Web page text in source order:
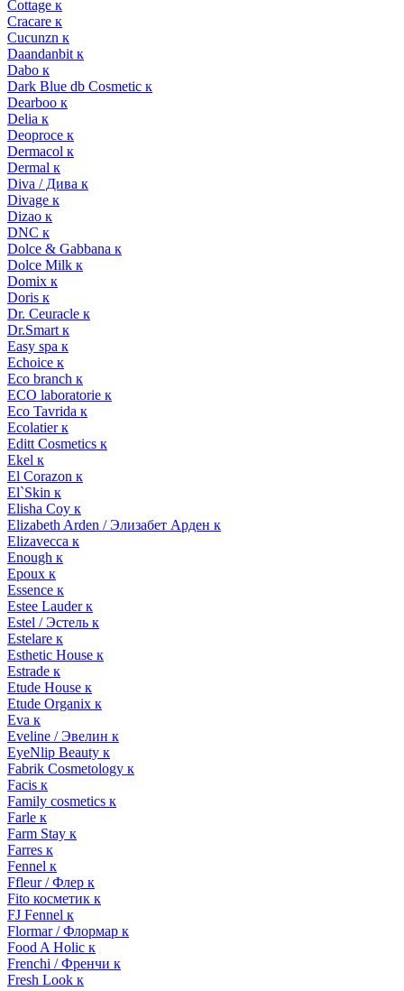
Cottage к
Cracare к
Cucunzn к
Daandanbit к
Dabo к
Dark Blue db Cosmetic к
Dearboo к
Delia к
Deoproce к
Dermacol к
Dermal к
Diva / Дива к
Divage к
Dizao к
DNC к
Dolce & Gabbana к
Dolce Milk к
Domix к
Doris к
Dr. Ceuracle к
Dr.Smart к
Easy spa к
Echoice к
Eco branch к
ECO laboratorie к
Eco Tavrida к
Ecolatier к
Editt Cosmetics к
Ekel к
El Corazon к
El`Skin к
Elisha Coy к
Elizabeth Arden / Элизабет Арден к
Elizavecca к
Enough к
Epoux к
Essence к
Estee Lauder к
Estel / Эстель к
Estelare к
Esthetic House к
Estrade к
Etude House к
Etude Organix к
Eva к
Eveline / Эвелин к
EyeNlip Beauty к
Fabrik Cosmetology к
Facis к
Family cosmetics к
Farle к
Farm Stay к
Farres к
Fennel к
Ffleur / Флер к
Fito косметик к
FJ Fennel к
Flormar / Флормар к
Food A Holic к
Frenchi / Френчи к
Fresh Look к